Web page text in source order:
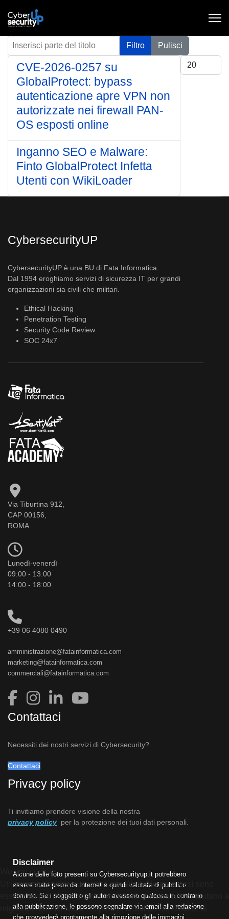
Inserisci parte del titolo Filtro
Pulisci
Visualizza #
CVE-2026-0257 su
GlobalProtect: bypass
autenticazione apre VPN non
autorizzate nei firewall PAN-
OS esposti online
Inganno SEO e Malware:
Finto GlobalProtect Infetta
Utenti con WikiLoader
CybersecurityUP
CybersecurityUP è una BU di Fata Informatica.
Dal 1994 eroghiamo servizi di sicurezza IT per grandi
organizzazioni sia civili che militari.
Ethical Hacking
Penetration Testing
Security Code Review
SOC 24x7
Via Tiburtina 912,
CAP 00156,
ROMA
Lunedì-venerdì
09:00 - 13:00
14:00 - 18:00
+39 06 4080 0490
amministrazione@fatainformatica.com
marketing@fatainformatica.com
commerciali@fatainformatica.com
Contattaci
Necessiti dei nostri servizi di Cybersecurity?
Contattaci
Privacy policy
Ti invitiamo prendere visione della nostra
privacy policy per la protezione dei tuoi dati personali.
Disclaimer
Alcune delle foto presenti su Cybersecurityup.it potrebbero
essere state prese da Internet e quindi valutate di pubblico
dominio. Se i soggetti o gli autori avessero qualcosa in contrario
alla pubblicazione, lo possono segnalare via email alla redazione
che provvederà prontamente alla rimozione delle immagini
We use cookies
Utilizziamo i cookie sul nostro sito Web. Alcuni di essi sono
essenziali per il funzionamento del sito, mentre altri ci aiutano a
migliorare questo sito e l'esperienza dell'utente (cookie di